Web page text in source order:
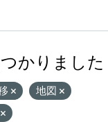
かりました
地図